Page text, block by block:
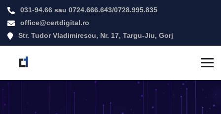
031-94.66 sau 0724.666.643/0728.995.835
office@certdigital.ro
Str. Tudor Vladimirescu, Nr. 17, Targu-Jiu, Gorj